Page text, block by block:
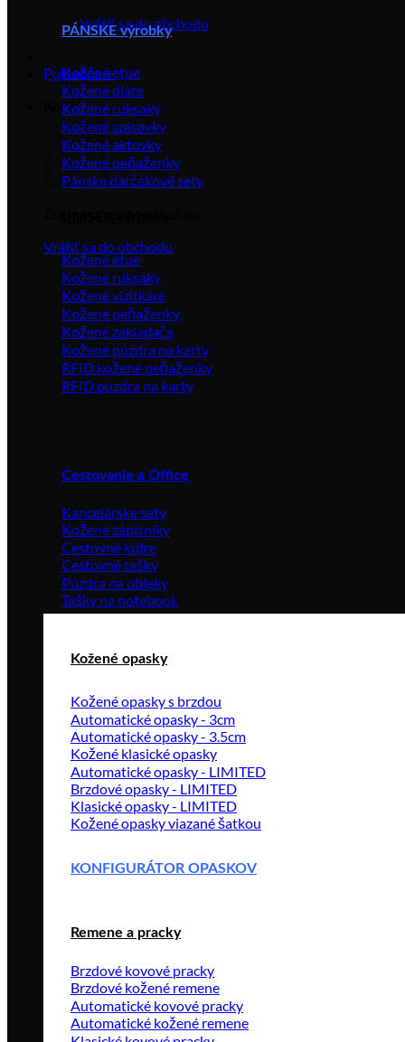
Vrátiť sa do obchodu
Pokladňa+
Košík
Vrátiť sa do obchodu
PÁNSKE výrobky
Kožené etue
Kožené diáre
Kožené ruksaky
Kožené spisovky
Kožené aktovky
Kožené peňaženky
Pánske darčekové sety
Kožené etue
Kožené ruksaky
Kožené vizitkáre
Kožené peňaženky
Kožené zakladače
Kožené púzdra na karty
RFID kožené peňaženky
RFID púzdra na karty
Cestovanie a Office
Kancelárske sety
Kožené zápisníky
Cestovné kufre
Cestovné tašky
Púzdra na obleky
Tašky na notebook
Kožené opasky
Kožené opasky s brzdou
Automatické opasky - 3cm
Automatické opasky - 3.5cm
Kožené klasické opasky
Automatické opasky - LIMITED
Brzdové opasky - LIMITED
Klasické opasky - LIMITED
Kožené opasky viazané šatkou
KONFIGURÁTOR OPASKOV
Remene a pracky
Brzdové kovové pracky
Brzdové kožené remene
Automatické kovové pracky
Automatické kožené remene